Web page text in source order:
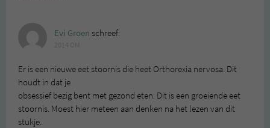
Evi Groen schreef:
Er is een nieuwe eet stoornis die heet Orthorexia nervosa. Dit
houdt in dat je
obsessief bezig bent met gezond eten. Dit is een groeiende eet
stoornis. Moest hier meteen aan denken na het lezen van dit
stukje.